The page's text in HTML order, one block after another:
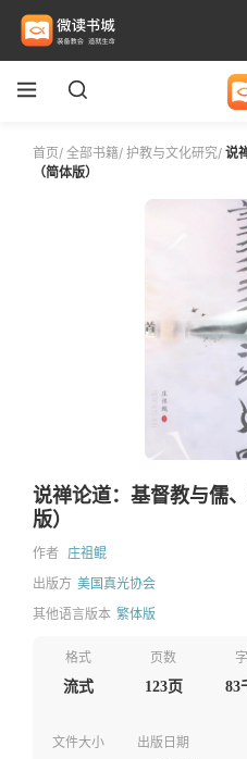
首页/ 全部书籍/ 护教与文化研究/ 说
（简体版）
说禅论道：基督教与儒
版）
作者 庄祖鲲
出版方 美国真光协会
其他语言版本 繁体版
格式
流式
页数
123页 83
文件大小 出版日期